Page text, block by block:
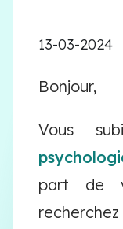
13-03-2024
Bonjour,
Vous
part de